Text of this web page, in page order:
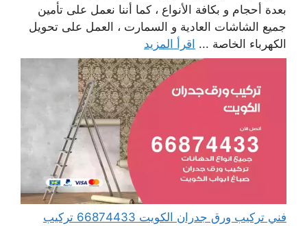
بعدة أحجام و بكافة الأنواع ، كما أننا نعمل على تأمين
جميع الشاشات العادية و السمارت ، العمل على تحويل
الكهرباء الخاصة ... اقرأ المزيد
فني تركيب ورق جدران الكويت 66874433 تركيب